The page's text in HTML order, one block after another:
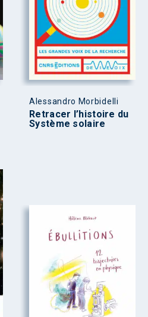
Alessandro Morbidelli
Retracer l’histoire du
Système solaire